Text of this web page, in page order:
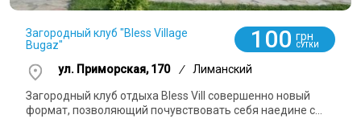
Загородный клуб "Bless Village
Bugaz"
100 грн
СУТКИ
ул. Приморская, 170 / Лиманский
Загородный клуб отдыха Bless Vill совершенно новый
формат, позволяющий почувствовать себя наедине с...